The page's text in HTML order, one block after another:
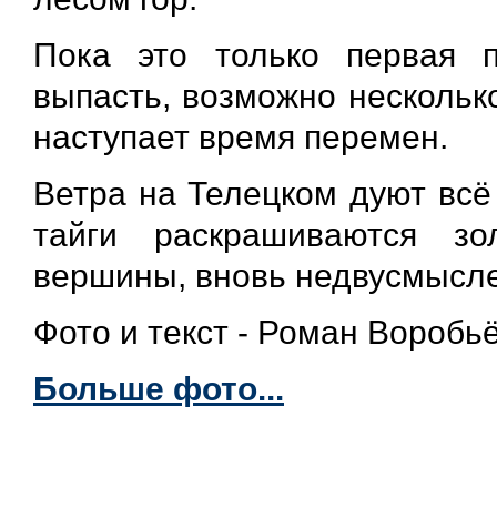
Пока это только первая
выпасть, возможно
наступает время перемен.
Ветра на Телецком дуют
тайги раскрашиваются
вершины, вновь
Фото и текст - Роман
Больше фото...